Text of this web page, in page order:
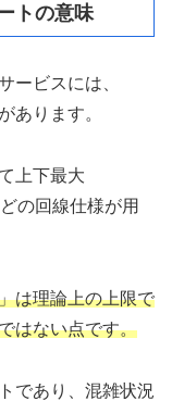
トの意味
ービスには、
あります。
上下最大
の回線仕様が用
は理論上の上限で
はない点です。
であり、混雑状況